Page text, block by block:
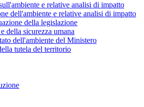
e relative analisi di impatto
dell'ambiente e relative analisi di impatto
della legislazione
della sicurezza umana
dell'ambiente del Ministero
tutela del territorio